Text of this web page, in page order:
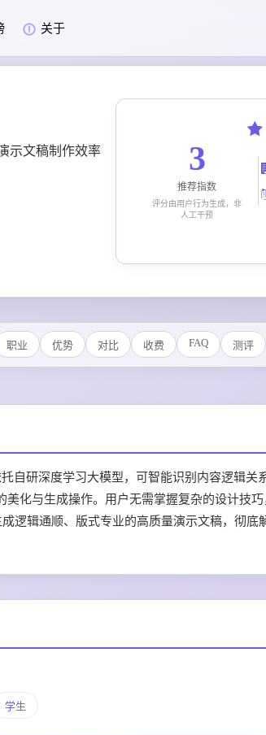
关于
示文稿制作效率 3
推荐指数
评分由用户行为生成，非
人工干预
职业 优势 对比 收费 FAQ 测评
自研深度学习大模型，可智能识别内容逻辑关
化与生成操作。用户无需掌握复杂的设计技
逻辑通顺、版式专业的高质量演示文稿，彻底
学生